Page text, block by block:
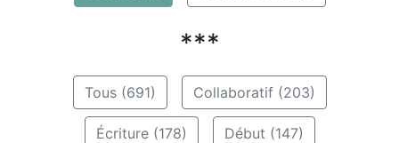
***
Tous (691) Collaboratif (203)
Écriture (178) Début (147)